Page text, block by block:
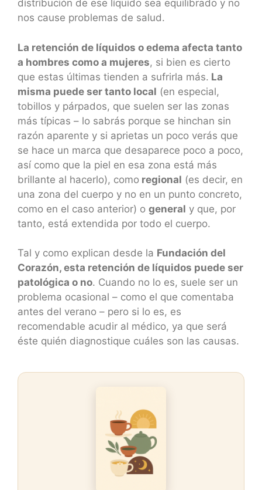
distribución de ese líquido sea equilibrado y no
nos cause problemas de salud.
La retención de líquidos o edema afecta tanto
a hombres como a mujeres, si bien es cierto
que estas últimas tienden a sufrirla más. La
misma puede ser tanto local (en especial,
tobillos y párpados, que suelen ser las zonas
más típicas – lo sabrás porque se hinchan sin
razón aparente y si aprietas un poco verás que
se hace un marca que desaparece poco a poco,
así como que la piel en esa zona está más
brillante al hacerlo), como regional (es decir, en
una zona del cuerpo y no en un punto concreto,
como en el caso anterior) o general y que, por
tanto, está extendida por todo el cuerpo.
Tal y como explican desde la Fundación del
Corazón, esta retención de líquidos puede ser
patológica o no. Cuando no lo es, suele ser un
problema ocasional – como el que comentaba
antes del verano – pero si lo es, es
recomendable acudir al médico, ya que será
éste quién diagnostique cuáles son las causas.